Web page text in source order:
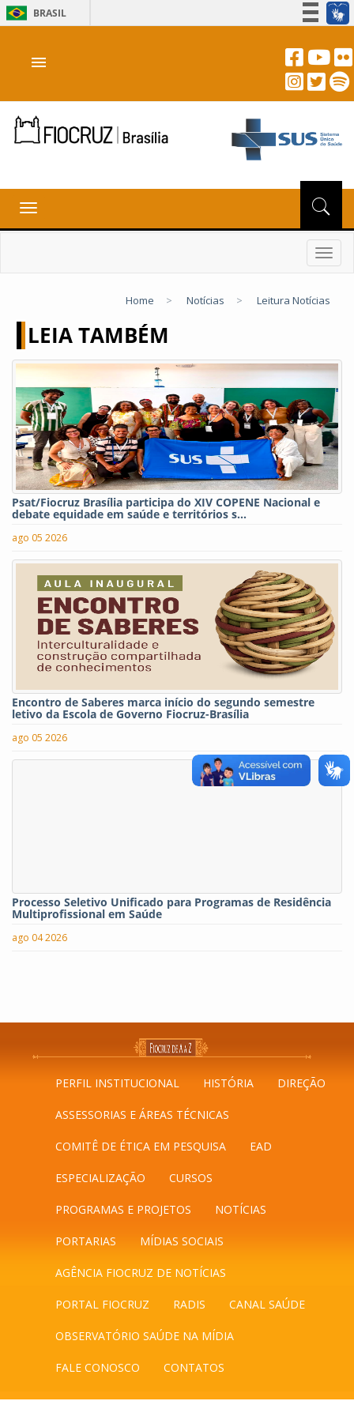
BRASIL
Acesso à informação
Canais
menu
Toggle
navigation
Home > Notícias > Leitura Notícias
LEIA TAMBÉM
Psat/Fiocruz Brasília participa do XIV COPENE Nacional e
debate equidade em saúde e territórios s...
ago 05 2026
Encontro de Saberes marca início do segundo semestre
letivo da Escola de Governo Fiocruz-Brasília
ago 05 2026
Processo Seletivo Unificado para Programas de Residência
Multiprofissional em Saúde
ago 04 2026
PERFIL INSTITUCIONAL HISTÓRIA DIREÇÃO
ASSESSORIAS E ÁREAS TÉCNICAS
COMITÊ DE ÉTICA EM PESQUISA EAD
ESPECIALIZAÇÃO CURSOS
PROGRAMAS E PROJETOS NOTÍCIAS
PORTARIAS MÍDIAS SOCIAIS
AGÊNCIA FIOCRUZ DE NOTÍCIAS
PORTAL FIOCRUZ RADIS CANAL SAÚDE
OBSERVATÓRIO SAÚDE NA MÍDIA
FALE CONOSCO CONTATOS